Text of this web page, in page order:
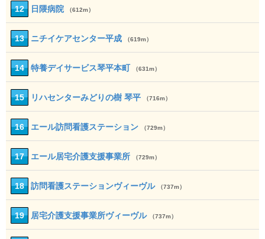
12 日隈病院 （612m）
13 ニチイケアセンター平成 （619m）
14 特養デイサービス琴平本町 （631m）
15 リハセンターみどりの樹 琴平 （716m）
16 エール訪問看護ステーション （729m）
17 エール居宅介護支援事業所 （729m）
18 訪問看護ステーションヴィーヴル （737m）
19 居宅介護支援事業所ヴィーヴル （737m）